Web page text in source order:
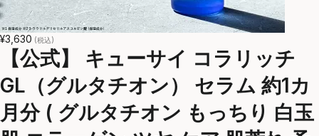
¥3,630 (税込)
【公式】 キューサイ コラリッチ
GL（グルタチオン） セラム 約1カ
月分 ( グルタチオン もっちり 白玉